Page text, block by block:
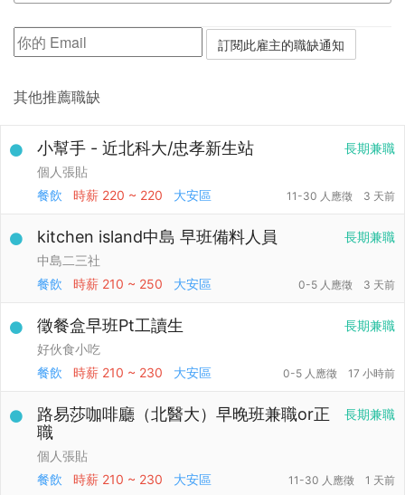
其他推薦職缺
長期兼職
小幫手 - 近北科大/忠孝新生站
個人張貼
餐飲
時薪 220 ~ 220 大安區 11-30 人應徵 3 天前
長期兼職
kitchen island中島 早班備料人員
中島二三社
餐飲
時薪 210 ~ 250 大安區 0-5 人應徵 3 天前
長期兼職
徵餐盒早班Pt工讀生
好伙食小吃
餐飲
時薪 210 ~ 230 大安區 0-5 人應徵 17 小時前
長期兼職
路易莎咖啡廳（北醫大）早晚班兼職or正
職
個人張貼
餐飲
時薪 210 ~ 230 大安區 11-30 人應徵 1 天前